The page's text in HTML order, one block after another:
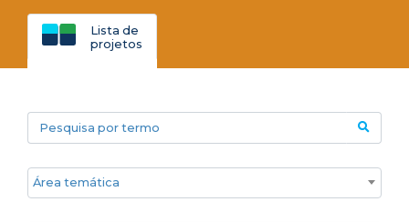
Lista de
projetos
Pesquisa por termo
Áreas temáticas